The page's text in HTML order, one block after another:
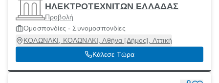
ΗΛΕΚΤΡΟΤΕΧΝΙΤΩΝ ΕΛΛΑΔΑΣ
Προβολή
Ομοσπονδίες - Συνομοσπονδίες
ΚΟΛΩΝΑΚΙ, ΚΟΛΩΝΑΚΙ, Αθήνα [Δήμος], Αττική
Κάλεσε Τώρα